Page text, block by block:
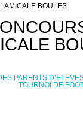
AMICALE BOULES
PARENTS
TOURNOI DE